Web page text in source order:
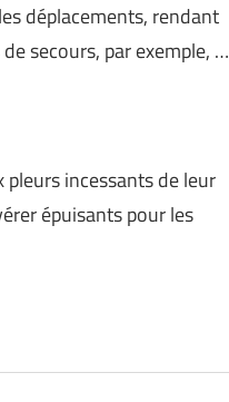
déplacements, rendant
secours, par exemple, …
incessants de leur
épuisants pour les